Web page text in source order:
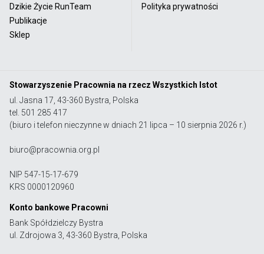
Dzikie Życie RunTeam
Publikacje
Sklep
Polityka prywatności
Stowarzyszenie Pracownia na rzecz Wszystkich Istot
ul. Jasna 17, 43-360 Bystra, Polska
tel. 501 285 417
(biuro i telefon nieczynne w dniach 21 lipca – 10 sierpnia 2026 r.)
biuro@pracownia.org.pl
NIP 547-15-17-679
KRS 0000120960
Konto bankowe Pracowni
Bank Spółdzielczy Bystra
ul. Zdrojowa 3, 43-360 Bystra, Polska